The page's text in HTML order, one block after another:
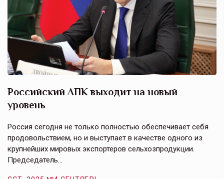
Российский АПК выходит на новый
уровень
Россия сегодня не только полностью обеспечивает себя
продовольствием, но и выступает в качестве одного из
крупнейших мировых экспортеров сельхозпродукции.
Председатель…